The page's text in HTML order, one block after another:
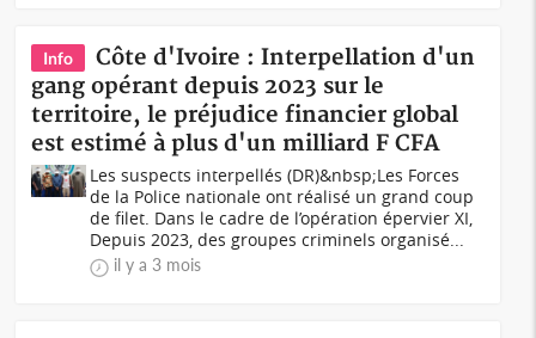
Info
Côte d'Ivoire : Interpellation d'un
gang opérant depuis 2023 sur le
territoire, le préjudice financier global
est estimé à plus d'un milliard F CFA
Les suspects interpellés (DR)&nbsp;Les Forces
de la Police nationale ont réalisé un grand coup
de filet. Dans le cadre de l’opération épervier XI,
Depuis 2023, des groupes criminels organisé...
il y a 3 mois